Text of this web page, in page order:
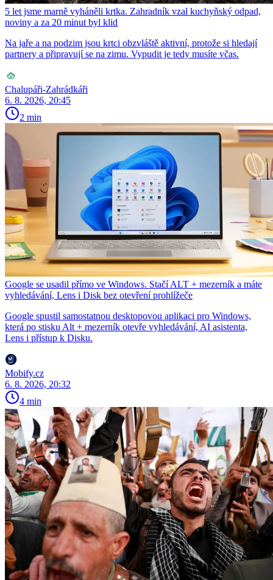
5 let jsme marně vyháněli krtka. Zahradník vzal kuchyňský odpad,
noviny a za 20 minut byl klid
Na jaře a na podzim jsou krtci obzvláště aktivní, protože si hledají
partnery a připravují se na zimu. Vypudit je tedy musíte včas.
Chalupáři-Zahrádkáři
6. 8. 2026, 20:45
2 min
Google se usadil přímo ve Windows. Stačí ALT + mezerník a máte
vyhledávání, Lens i Disk bez otevření prohlížeče
Google spustil samostatnou desktopovou aplikaci pro Windows,
která po stisku Alt + mezerník otevře vyhledávání, AI asistenta,
Lens i přístup k Disku.
Mobify.cz
6. 8. 2026, 20:32
4 min